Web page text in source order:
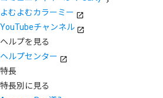
よむよむカラーミー
YouTubeチャンネル
ヘルプを見る
ヘルプセンター
特長
特長別に見る